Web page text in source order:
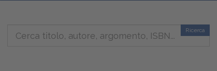
Ricerca